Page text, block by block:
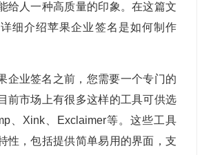
给人一种高质量的印象。在这篇文
细介绍苹果企业签名是如何制作
企业签名之前，您需要一个专门的
前市场上有很多这样的工具可供选
、Xink、Exclaimer等。这些工具
性，包括提供简单易用的界面，支